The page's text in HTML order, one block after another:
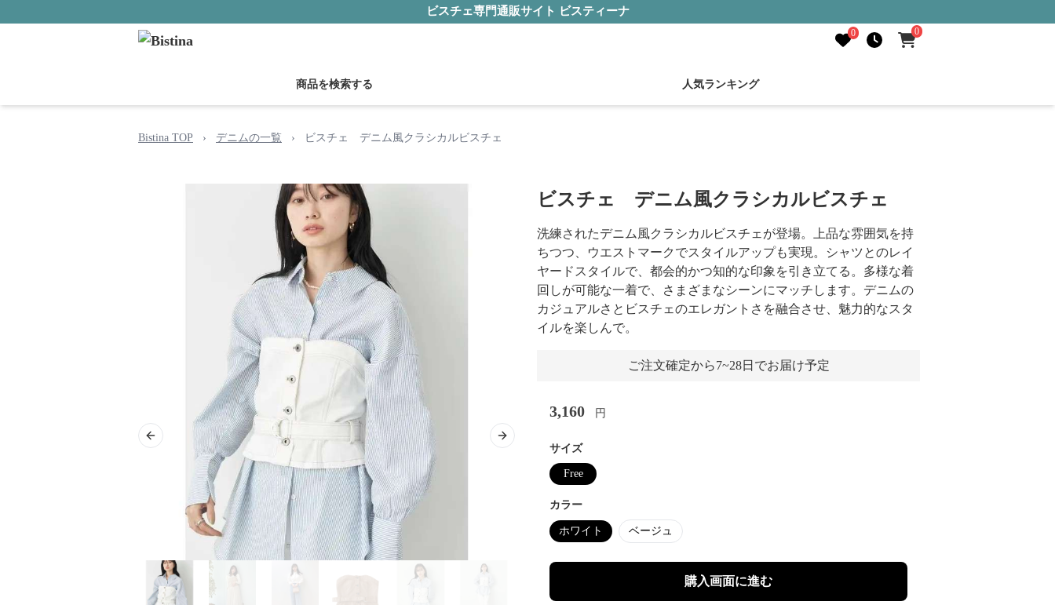
ビスチェ専門通販サイト ビスティーナ
0 0
商品を検索する 人気ランキング
Bistina TOP › デニムの一覧 › ビスチェ デニム風クラシカルビスチェ
Previous slide Next slide
ビスチェ デニム風クラシカルビスチェ
洗練されたデニム風クラシカルビスチェが登場。上品な雰囲気を持
ちつつ、ウエストマークでスタイルアップも実現。シャツとのレイ
ヤードスタイルで、都会的かつ知的な印象を引き立てる。多様な着
回しが可能な一着で、さまざまなシーンにマッチします。デニムの
カジュアルさとビスチェのエレガントさを融合させ、魅力的なスタ
イルを楽しんで。
ご注文確定から7~28日でお届け予定
3,160 円
サイズ
Free
カラー
ホワイト ベージュ
購入画面に進む